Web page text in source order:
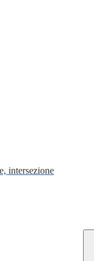
intersezione